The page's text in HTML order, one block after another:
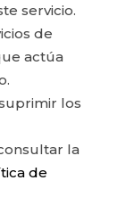
servicio.
de
actúa
los
la
de